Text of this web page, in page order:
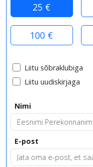
25 €
100 €
Liitu sõbraklubiga
Liitu uudiskirjaga
Nimi
E-post